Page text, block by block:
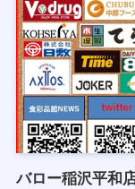
バロー稲沢平和